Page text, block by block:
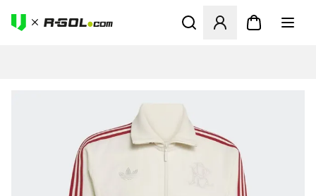
Odpre Modal za prijavo ali